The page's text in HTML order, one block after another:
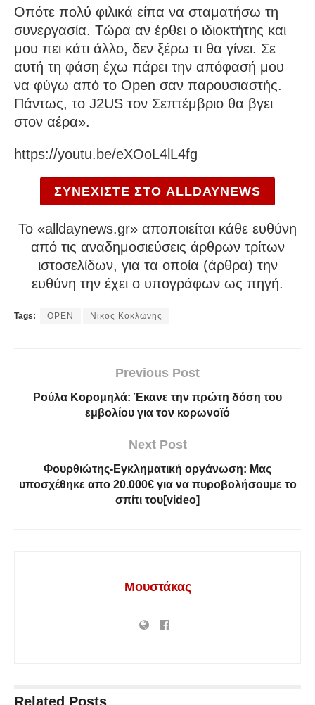
Οπότε πολύ φιλικά είπα να σταματήσω τη
συνεργασία. Τώρα αν έρθει ο ιδιοκτήτης και
μου πει κάτι άλλο, δεν ξέρω τι θα γίνει. Σε
αυτή τη φάση έχω πάρει την απόφασή μου
να φύγω από το Open σαν παρουσιαστής.
Πάντως, το J2US τον Σεπτέμβριο θα βγει
στον αέρα».
https://youtu.be/eXOoL4lL4fg
ΣΥΝΕΧΙΣΤΕ ΣΤΟ ALLDAYNEWS
To «alldaynews.gr» αποποιείται κάθε ευθύνη
από τις αναδημοσιεύσεις άρθρων τρίτων
ιστοσελίδων, για τα οποία (άρθρα) την
ευθύνη την έχει ο υπογράφων ως πηγή.
Tags: OPEN Νίκος Κοκλώνης
Previous Post
Ρούλα Κορομηλά: Έκανε την πρώτη δόση του
εμβολίου για τον κορωνοϊό
Next Post
Φουρθιώτης-Εγκληματική οργάνωση: Μας
υποσχέθηκε απο 20.000€ για να πυροβολήσουμε το
σπίτι του[video]
Μουστάκας
Related Posts